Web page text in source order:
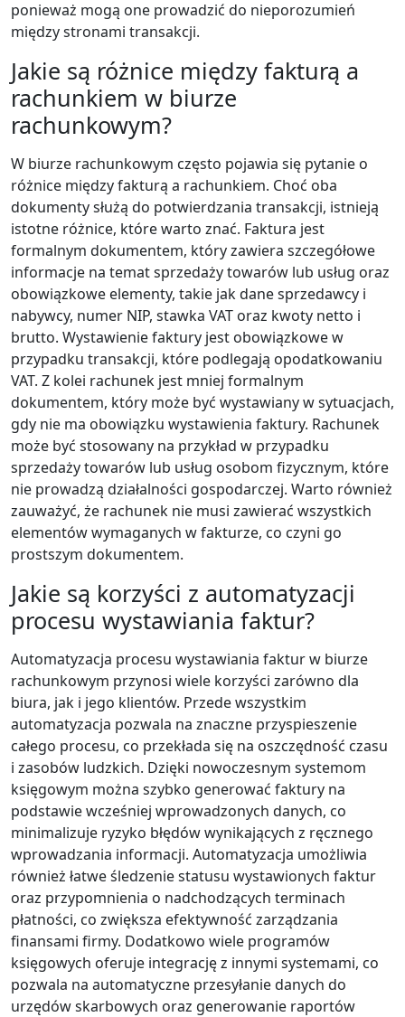
ponieważ mogą one prowadzić do nieporozumień
między stronami transakcji.
Jakie są różnice między fakturą a
rachunkiem w biurze
rachunkowym?
W biurze rachunkowym często pojawia się pytanie o
różnice między fakturą a rachunkiem. Choć oba
dokumenty służą do potwierdzania transakcji, istnieją
istotne różnice, które warto znać. Faktura jest
formalnym dokumentem, który zawiera szczegółowe
informacje na temat sprzedaży towarów lub usług oraz
obowiązkowe elementy, takie jak dane sprzedawcy i
nabywcy, numer NIP, stawka VAT oraz kwoty netto i
brutto. Wystawienie faktury jest obowiązkowe w
przypadku transakcji, które podlegają opodatkowaniu
VAT. Z kolei rachunek jest mniej formalnym
dokumentem, który może być wystawiany w sytuacjach,
gdy nie ma obowiązku wystawienia faktury. Rachunek
może być stosowany na przykład w przypadku
sprzedaży towarów lub usług osobom fizycznym, które
nie prowadzą działalności gospodarczej. Warto również
zauważyć, że rachunek nie musi zawierać wszystkich
elementów wymaganych w fakturze, co czyni go
prostszym dokumentem.
Jakie są korzyści z automatyzacji
procesu wystawiania faktur?
Automatyzacja procesu wystawiania faktur w biurze
rachunkowym przynosi wiele korzyści zarówno dla
biura, jak i jego klientów. Przede wszystkim
automatyzacja pozwala na znaczne przyspieszenie
całego procesu, co przekłada się na oszczędność czasu
i zasobów ludzkich. Dzięki nowoczesnym systemom
księgowym można szybko generować faktury na
podstawie wcześniej wprowadzonych danych, co
minimalizuje ryzyko błędów wynikających z ręcznego
wprowadzania informacji. Automatyzacja umożliwia
również łatwe śledzenie statusu wystawionych faktur
oraz przypomnienia o nadchodzących terminach
płatności, co zwiększa efektywność zarządzania
finansami firmy. Dodatkowo wiele programów
księgowych oferuje integrację z innymi systemami, co
pozwala na automatyczne przesyłanie danych do
urzędów skarbowych oraz generowanie raportów